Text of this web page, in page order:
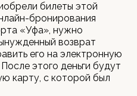
билеты этой
бронирования
«Уфа», нужно
возврат
его на электронную
этого деньги будут
карту, с которой был